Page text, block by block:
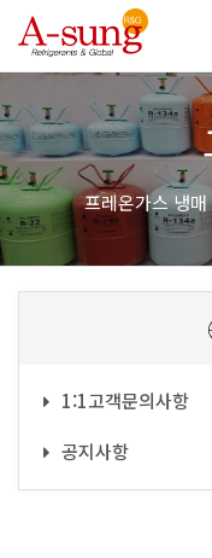
프레온가스 냉
1:1고객문의사항
공지사항